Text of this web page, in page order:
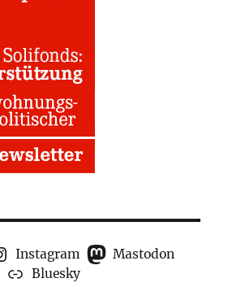
Instagram
Mastodon
Bluesky